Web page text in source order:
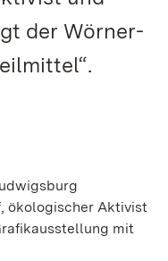
der Wörner-
ökologischer Aktivist
mit